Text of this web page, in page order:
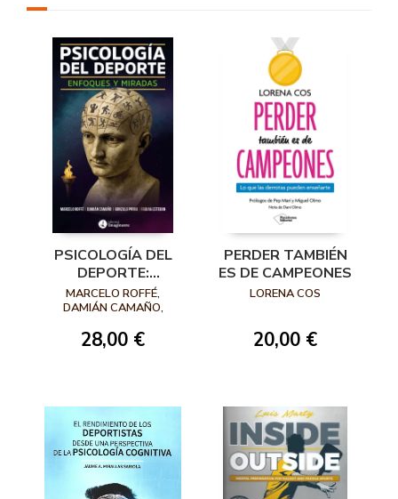
PSICOLOGÍA DEL
DEPORTE:
ENFOQUES Y
MIRADAS
MARCELO ROFFÉ,
DAMIÁN CAMAÑO,
ESTEBAN
28,00 €
PERDER TAMBIÉN
ES DE CAMPEONES
LORENA COS
20,00 €